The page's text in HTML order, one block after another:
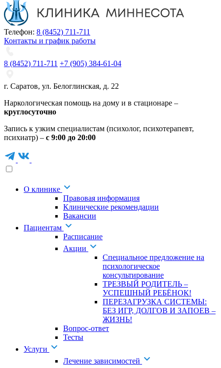
Телефон: 8 (8452) 711-711
Контакты и график работы
8 (8452) 711-711 +7 (905) 384-61-04
г. Саратов, ул. Белоглинская, д. 22
Наркологическая помощь на дому и в стационаре –
круглосуточно
Запись к узким специалистам (психолог, психотерапевт,
психиатр) – с 9:00 до 20:00
О клинике
Правовая информация
Клинические рекомендации
Вакансии
Пациентам
Расписание
Акции
Специальное предложение на
психологическое
консультирование
ТРЕЗВЫЙ РОДИТЕЛЬ –
УСПЕШНЫЙ РЕБЁНОК!
ПЕРЕЗАГРУЗКА СИСТЕМЫ:
БЕЗ ИГР, ДОЛГОВ И ЗАПОЕВ –
ЖИЗНЬ!
Вопрос-ответ
Тесты
Услуги
Лечение зависимостей